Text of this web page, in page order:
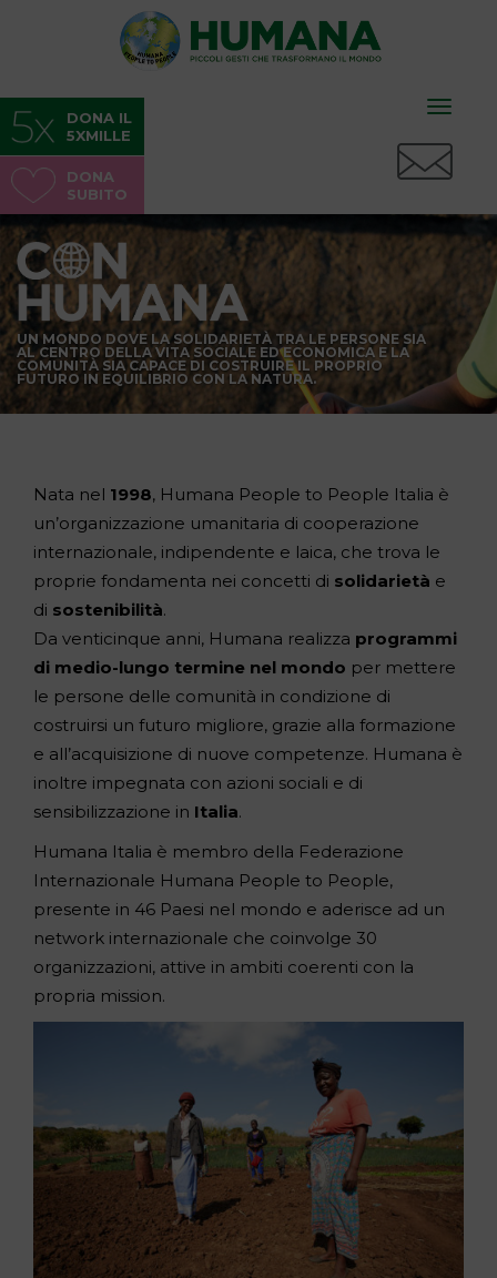
Toggle
UN MONDO DOVE LA SOLIDARIETÀ TRA LE PERSONE SIA
AL CENTRO DELLA VITA SOCIALE ED ECONOMICA E LA
COMUNITÀ SIA CAPACE DI COSTRUIRE IL PROPRIO
FUTURO IN EQUILIBRIO CON LA NATURA.
DONA
SUBITO
DONA IL
5XMILLE
Nata nel 1998, Humana People to People Italia è
un’organizzazione umanitaria di cooperazione
internazionale, indipendente e laica, che trova le
proprie fondamenta nei concetti di solidarietà e
di sostenibilità.
Da venticinque anni, Humana realizza programmi
di medio-lungo termine nel mondo per mettere
le persone delle comunità in condizione di
costruirsi un futuro migliore, grazie alla formazione
e all’acquisizione di nuove competenze. Humana è
inoltre impegnata con azioni sociali e di
sensibilizzazione in Italia.
Humana Italia è membro della Federazione
Internazionale Humana People to People,
presente in 46 Paesi nel mondo e aderisce ad un
network internazionale che coinvolge 30
organizzazioni, attive in ambiti coerenti con la
propria mission.